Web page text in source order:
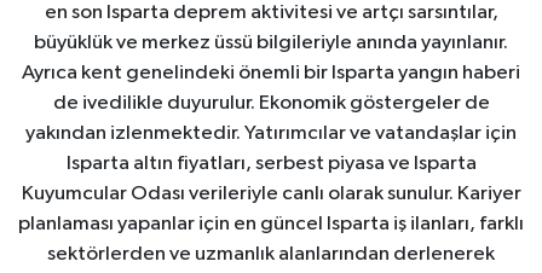
en son Isparta deprem aktivitesi ve artçı sarsıntılar,
büyüklük ve merkez üssü bilgileriyle anında yayınlanır.
Ayrıca kent genelindeki önemli bir Isparta yangın haberi
de ivedilikle duyurulur. Ekonomik göstergeler de
yakından izlenmektedir. Yatırımcılar ve vatandaşlar için
Isparta altın fiyatları, serbest piyasa ve Isparta
Kuyumcular Odası verileriyle canlı olarak sunulur. Kariyer
planlaması yapanlar için en güncel Isparta iş ilanları, farklı
sektörlerden ve uzmanlık alanlarından derlenerek